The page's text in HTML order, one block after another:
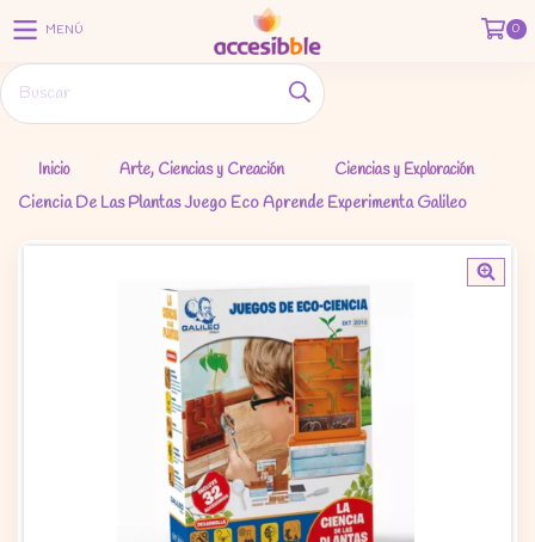
MENÚ 0
Inicio Arte, Ciencias y Creación Ciencias y Exploración
Ciencia De Las Plantas Juego Eco Aprende Experimenta Galileo